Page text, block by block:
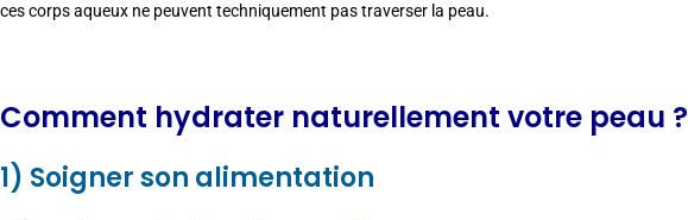
ces corps aqueux ne peuvent techniquement pas traverser la peau.
Comment hydrater naturellement votre peau ?
1) Soigner son alimentation